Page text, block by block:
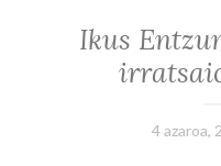
Ikus
4 azaroa,